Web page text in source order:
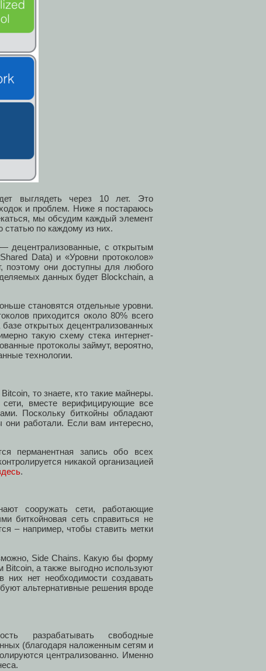
выглядеть через 10 лет. Это
и проблем. Ниже я постараюсь
мы обсудим каждый элемент
статью по каждому из них.
децентрализованные, с открытым
Data) и «Уровни протоколов»
поэтому они доступны для любого
данных будет Blockchain, а
становятся отдельные уровни.
приходится около 80% всего
открытых децентрализованных
такую схему стека интернет-
протоколы займут, вероятно,
технологии.
то знаете, кто такие майнеры.
вместе верифицирующие все
Поскольку биткойны обладают
они работали. Если вам интересно,
перманентная запись обо всех
никакой организацией
.
сооружать сети, работающие
биткойновая сеть справиться не
– например, чтобы ставить метки
Side Chains. Какую бы форму
Bitcoin, а также выгодно используют
нет необходимости создавать
альтернативные решения вроде
разрабатывать свободные
(благодаря наложенным сетям и
централизованно. Именно